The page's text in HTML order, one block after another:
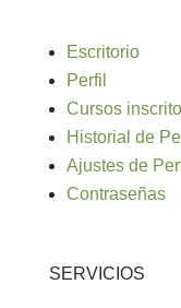
Escritorio
Perfil
Cursos
Historial de
Ajustes de
Contraseñas
SERVICIOS